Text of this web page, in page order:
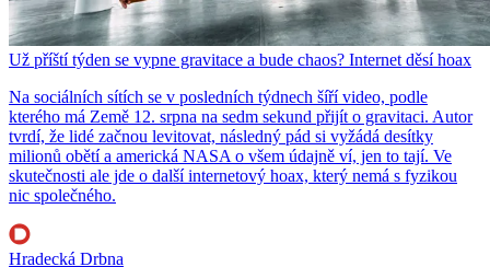
Už příští týden se vypne gravitace a bude chaos? Internet děsí hoax
Na sociálních sítích se v posledních týdnech šíří video, podle
kterého má Země 12. srpna na sedm sekund přijít o gravitaci. Autor
tvrdí, že lidé začnou levitovat, následný pád si vyžádá desítky
milionů obětí a americká NASA o všem údajně ví, jen to tají. Ve
skutečnosti ale jde o další internetový hoax, který nemá s fyzikou
nic společného.
Hradecká Drbna